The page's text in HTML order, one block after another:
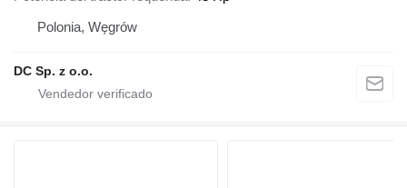
Polonia, Węgrów
DC Sp. z o.o.